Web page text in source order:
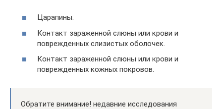
Царапины.
Контакт зараженной слюны или крови и
поврежденных слизистых оболочек.
Контакт зараженной слюны или крови и
поврежденных кожных покровов.
Обратите внимание! недавние исследования